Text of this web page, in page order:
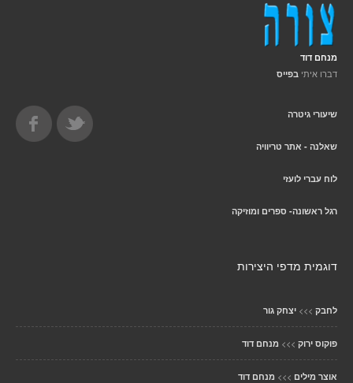
מנחם דוד
דברו איתי בפייס
שיעורי גיטרה
שאלנה - אתר טריוויה
לוח עברי לועזי
רגל ראשונה- ספרים ומוזיקה
דוגמית מדפי היצירות
לחבק >>> יצחק גור
פוקוס ירוק >>> מנחם דוד
אוצר מילים >>> מנחם דוד